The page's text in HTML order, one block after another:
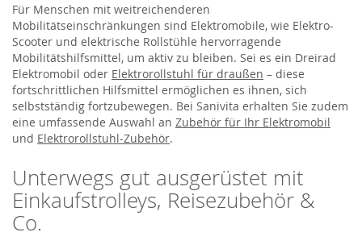
Für Menschen mit weitreichenderen
Mobilitätseinschränkungen sind Elektromobile, wie Elektro-
Scooter und elektrische Rollstühle hervorragende
Mobilitätshilfsmittel, um aktiv zu bleiben. Sei es ein Dreirad
Elektromobil oder Elektrorollstuhl für draußen – diese
fortschrittlichen Hilfsmittel ermöglichen es ihnen, sich
selbstständig fortzubewegen. Bei Sanivita erhalten Sie zudem
eine umfassende Auswahl an Zubehör für Ihr Elektromobil
und Elektrorollstuhl-Zubehör.
Unterwegs gut ausgerüstet mit
Einkaufstrolleys, Reisezubehör &
Co.